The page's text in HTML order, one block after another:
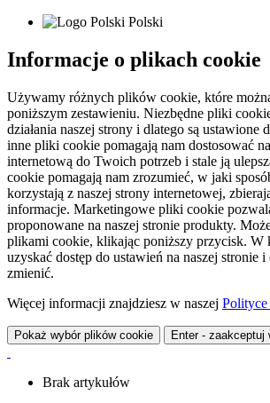
Polski
Informacje o plikach cookie
Używamy różnych plików cookie, które
poniższym zestawieniu. Niezbędne pliki
działania naszej strony i dlatego są ustawione
inne pliki cookie pomagają nam dostosować
internetową do Twoich potrzeb i stale ją
cookie pomagają nam zrozumieć, w jaki
korzystają z naszej strony internetowej,
informacje. Marketingowe pliki cookie
proponowane na naszej stronie produkty.
plikami cookie, klikając poniższy przycisk. W
uzyskać dostęp do ustawień na naszej stronie
zmienić.
Więcej informacji znajdziesz w naszej
Pokaż wybór plików cookie Enter -
Brak artykułów